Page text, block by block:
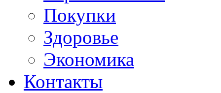
Покупки
Здоровье
Экономика
Контакты